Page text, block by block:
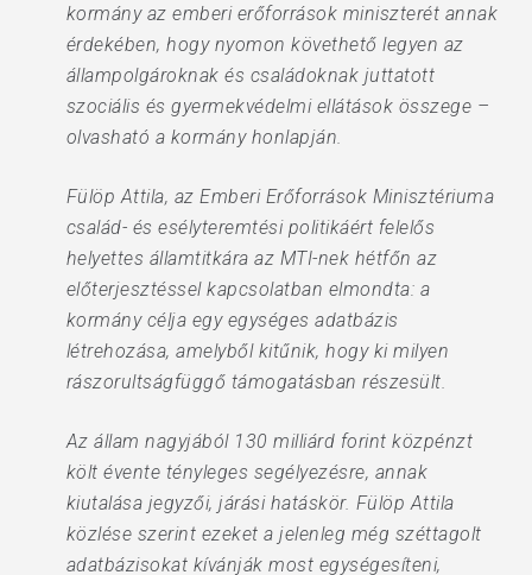
kormány az emberi erőforrások miniszterét annak
érdekében, hogy nyomon követhető legyen az
állampolgároknak és családoknak juttatott
szociális és gyermekvédelmi ellátások összege –
olvasható a kormány honlapján.
Fülöp Attila, az Emberi Erőforrások Minisztériuma
család- és esélyteremtési politikáért felelős
helyettes államtitkára az MTI-nek hétfőn az
előterjesztéssel kapcsolatban elmondta: a
kormány célja egy egységes adatbázis
létrehozása, amelyből kitűnik, hogy ki milyen
rászorultságfüggő támogatásban részesült.
Az állam nagyjából 130 milliárd forint közpénzt
költ évente tényleges segélyezésre, annak
kiutalása jegyzői, járási hatáskör. Fülöp Attila
közlése szerint ezeket a jelenleg még széttagolt
adatbázisokat kívánják most egységesíteni,